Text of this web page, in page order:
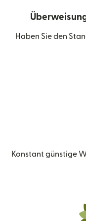
Haben Sie den
Konstant günstige